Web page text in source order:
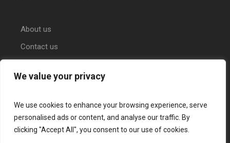
We value your privacy
We use cookies to enhance your browsing experience, serve
personalised ads or content, and analyse our traffic. By
clicking "Accept All", you consent to our use of cookies.
About us
Contact us